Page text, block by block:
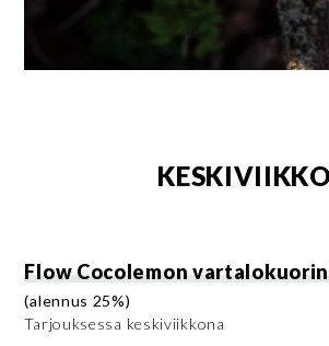
KESKIVIIKKO
Flow Cocolemon
(alennus 25%)
Tarjouksessa keskiviikkona